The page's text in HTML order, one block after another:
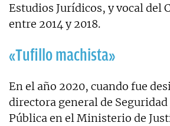
Estudios Jurídicos, y vocal del
entre 2014 y 2018.
«Tufillo machista»
En el año 2020, cuando fue
directora general de Seguridad
Pública en el Ministerio de